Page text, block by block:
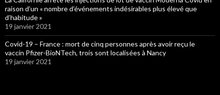
raison d’un « nombre d’événements indésirables plus élevé que
d’habitude »
19 janvier 2021
Covid-19 – France : mort de cinq personnes après avoir reçu le
vaccin Pfizer-BioNTech, trois sont localisées à Nancy
19 janvier 2021